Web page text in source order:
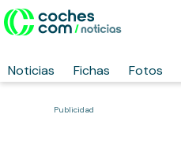
Noticias Fichas Fotos
Publicidad